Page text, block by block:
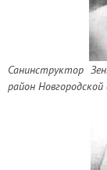
Санинструктор
район